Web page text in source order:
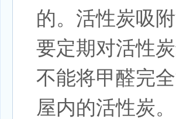
的。活性炭吸
要定期对活性
不能将甲醛完
屋内的活性炭。